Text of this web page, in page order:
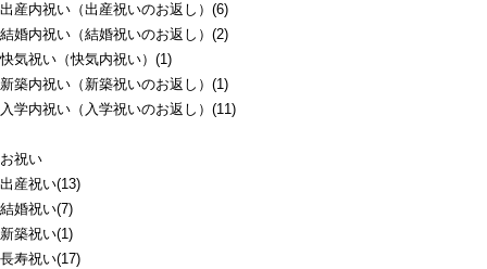
出産内祝い（出産祝いのお返し）(6)
結婚内祝い（結婚祝いのお返し）(2)
快気祝い（快気内祝い）(1)
新築内祝い（新築祝いのお返し）(1)
入学内祝い（入学祝いのお返し）(11)
お祝い
出産祝い(13)
結婚祝い(7)
新築祝い(1)
長寿祝い(17)